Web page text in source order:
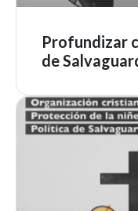
Profundizar
de